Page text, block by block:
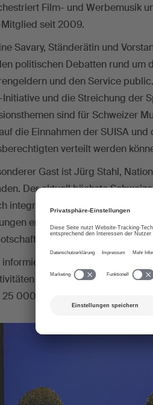
Film- und Werbemusik
seit 2009.
Savary, Ständerätin und
politischen Debatten rund um
und den Service
und die Streichung der
sind für Schweizer
die Einnahmen der SUISA
verteilt werden
Gast ist Jürg Stahl,
Der aktuell höchste
integriert, politisch vernetzt,
er zur Schweizer Kultur-
verraten.
die FONDATION
des vergangenen Jahres
000 Franken dotiert ist.